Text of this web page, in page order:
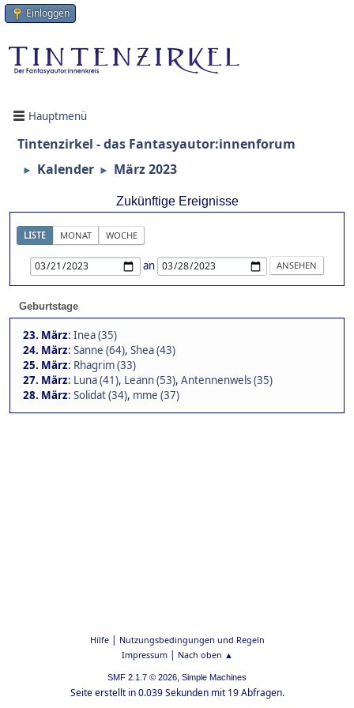
Einloggen
Hauptmenü
Tintenzirkel - das Fantasyautor:innenforum
► Kalender ► März 2023
Zukünftige Ereignisse
LISTE MONAT WOCHE
an
Geburtstage
23. März: Inea (35)
24. März: Sanne (64), Shea (43)
25. März: Rhagrim (33)
27. März: Luna (41), Leann (53), Antennenwels (35)
28. März: Solidat (34), mme (37)
Hilfe| Nutzungsbedingungen und Regeln
Impressum| Nach oben ▲
SMF 2.1.7 © 2026, Simple Machines
Seite erstellt in 0.039 Sekunden mit 19 Abfragen.